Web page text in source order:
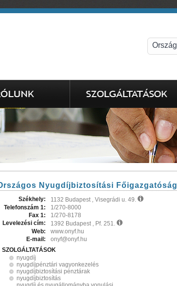
Nyugdíjbiztosítási Főigazgatóság
Székhely:
1132 Budapest , Visegrádi u. 49.
Telefonszám 1:
1/270-8000
Fax 1:
1/270-8178
Levelezési cím:
1392 Budapest , Pf. 251.
Web:
www.onyf.hu
E-mail:
onyf@onyf.hu
SZOLGÁLTATÁSOK
nyugdíj
nyugdíjpénztári vagyonkezelés
nyugdíjbiztosítási pénztárak
nyugdíjbiztosítás